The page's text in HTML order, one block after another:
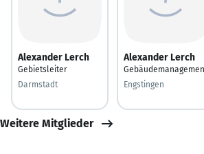
Alexander Lerch
Gebietsleiter
Darmstadt
Alexander Lerch
Engstingen
Weitere Mitglieder